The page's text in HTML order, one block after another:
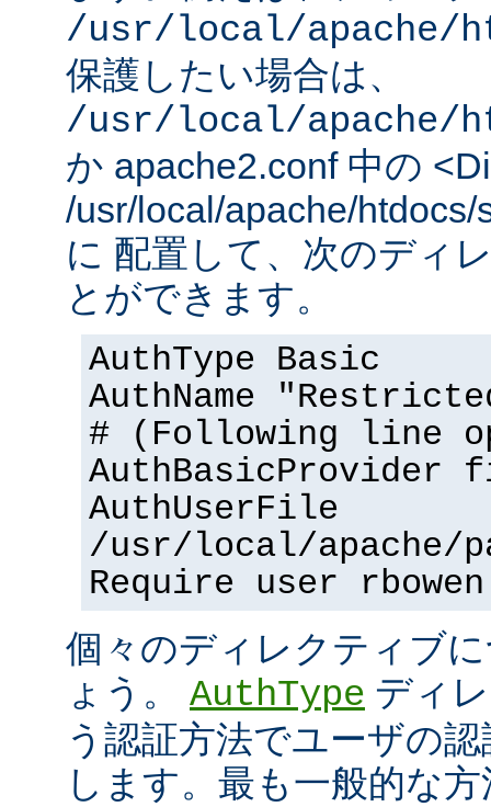
/usr/local/apache/
保護したい場合は、
/usr/local/apache/
か apache2.conf 中の
/usr/local/apache/
に 配置して、次のディ
とができます。
AuthType Basic
AuthName
# (Following line
AuthBasicProvider
AuthUserFile
/usr/local/apache/
Require user rbowen
個々のディレクティブ
ょう。 AuthType ディ
う認証方法でユーザの
します。最も一般的な